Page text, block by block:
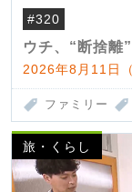
#320
ウチ、“断捨離
2026年8月11日
ファミリー
旅・くらし